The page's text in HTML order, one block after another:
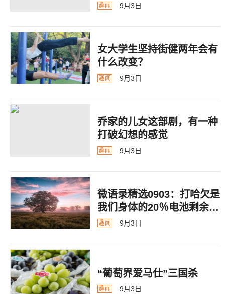
趣闻 9月3日
女大学生坚持街健两年会有
什么改变？
趣闻 9月3日
乔家的儿女这部剧，有一种
打破幻想的感觉
趣闻 9月3日
微语录精选0903：打哈欠是
我们身体的20％电池剩余警
告
趣闻 9月3日
“葡萄界爱马仕”三国杀
趣闻 9月3日